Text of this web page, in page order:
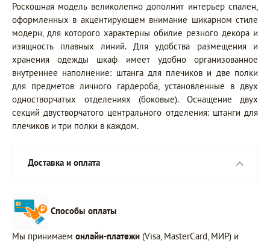
Роскошная модель великолепно дополнит интерьер спален,
оформленных в акцентирующем внимание шикарном стиле
модерн, для которого характерны обилие резного декора и
изящность плавных линий. Для удобства размещения и
хранения одежды шкаф имеет удобно организованное
внутреннее наполнение: штанга для плечиков и две полки
для предметов личного гардероба, установленные в двух
одностворчатых отделениях (боковые). Оснащение двух
секций двустворчатого центрального отделения: штанги для
плечиков и три полки в каждом.
Доставка и оплата
Способы оплаты
Мы принимаем онлайн-платежи (Visa, MasterCard, МИР) и